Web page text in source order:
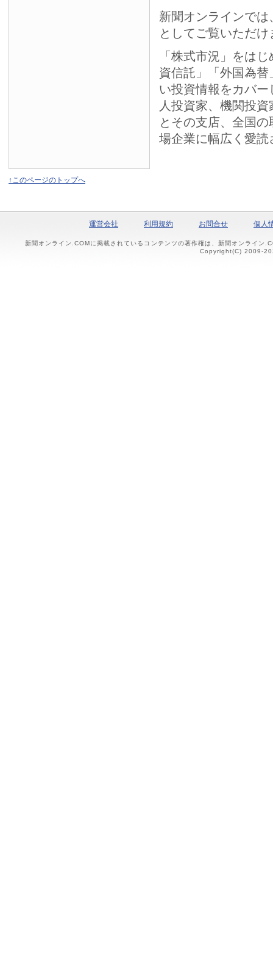
新聞オンラインで
としてご覧いただけ
「株式市況」をは
資信託」「外国為
い投資情報をカバ
人投資家、機関投
とその支店、全国
場企業に幅広く愛読
↑このページのトップへ
運営会社 利用規約 お問合せ 個人
新聞オンライン.COMに掲載されているコンテンツの著作権は、新聞オンライン
Copyright(C) 2009-